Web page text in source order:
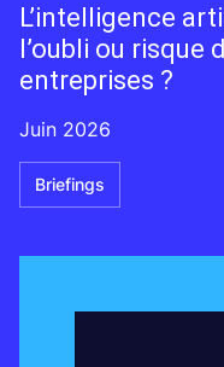
L’intelligence
l’oubli ou risque
entreprises ?
Juin 2026
Briefings